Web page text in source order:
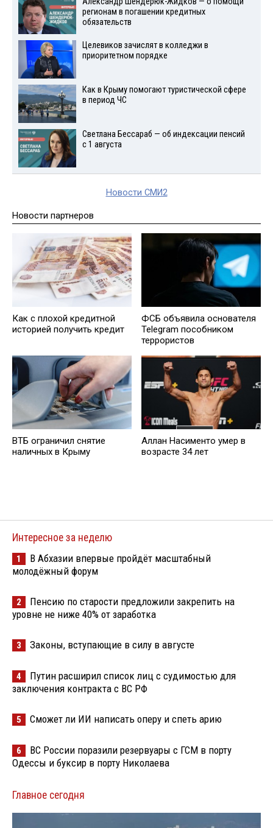
регионам в погашении кредитных
обязательств
Целевиков зачислят в колледжи в
приоритетном порядке
Как в Крыму помогают туристической сфере
в период ЧС
Светлана Бессараб — об индексации пенсий
с 1 августа
Новости СМИ2
Новости партнеров
Кaк с плохой кредитной
историей получить кредит
ФСБ объявила основателя
Telegram пособником
террористов
ВТБ ограничил снятие
наличных в Крыму
Аллан Насименто умер в
возрасте 34 лет
Интересное за неделю
1
В Абхазии впервые пройдёт масштабный
молодёжный форум
2
Пенсию по старости предложили закрепить на
уровне не ниже 40% от заработка
3 Законы, вступающие в силу в августе
4
Путин расширил список лиц с судимостью для
заключения контракта с ВС РФ
5 Сможет ли ИИ написать оперу и спеть арию
6
ВС России поразили резервуары с ГСМ в порту
Одессы и буксир в порту Николаева
Главное сегодня